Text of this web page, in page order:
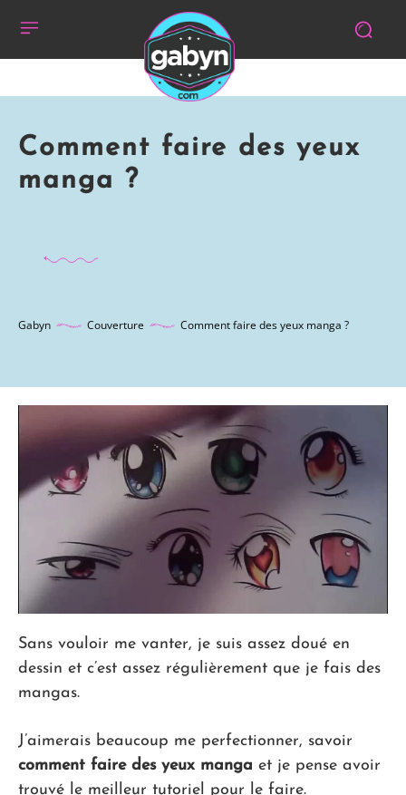
Comment faire des yeux
manga ?
Gabyn Couverture Comment faire des yeux manga ?
Sans vouloir me vanter, je suis assez doué en
dessin et c’est assez régulièrement que je fais des
mangas.
J’aimerais beaucoup me perfectionner, savoir
comment faire des yeux manga et je pense avoir
trouvé le meilleur tutoriel pour le faire.